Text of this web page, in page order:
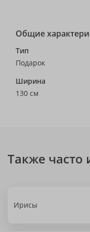
Общие
Тип
Подарок
Ширина
130 см
Также часто
Ирисы